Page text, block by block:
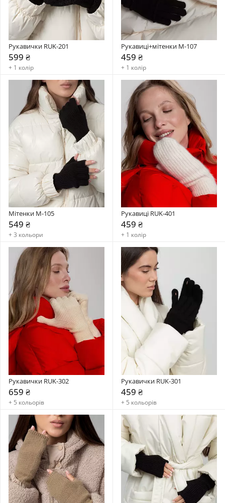
Рукавички RUK-201
599 ₴
+ 1 колір
Рукавиці+мітенки М-107
459 ₴
+ 1 колір
Мітенки M-105
549 ₴
+ 3 кольори
Рукавиці RUK-401
459 ₴
+ 1 колір
Рукавички RUK-302
659 ₴
+ 5 кольорів
Рукавички RUK-301
459 ₴
+ 5 кольорів